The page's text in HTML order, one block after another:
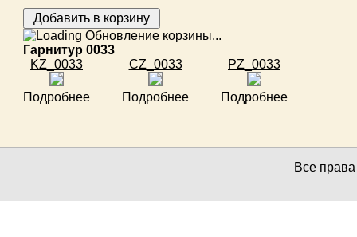
Обновление корзины...
Гарнитур 0033
KZ_0033
Подробнее
CZ_0033
Подробнее
PZ_0033
Подробнее
Все